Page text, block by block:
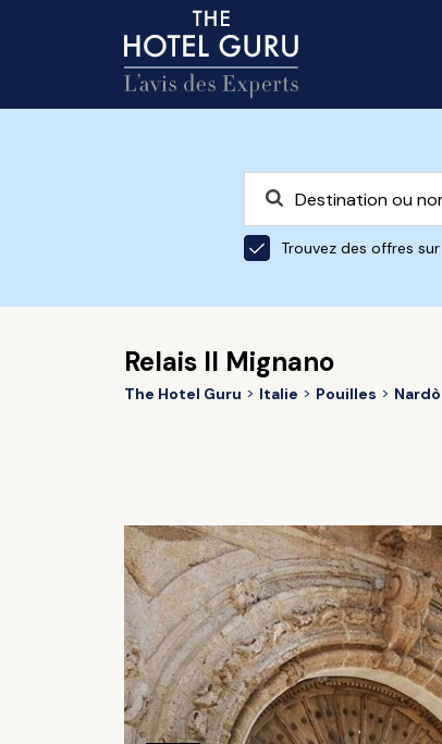
Trouvez des offres
Relais Il Mignano
The Hotel Guru Italie Pouilles Nardò